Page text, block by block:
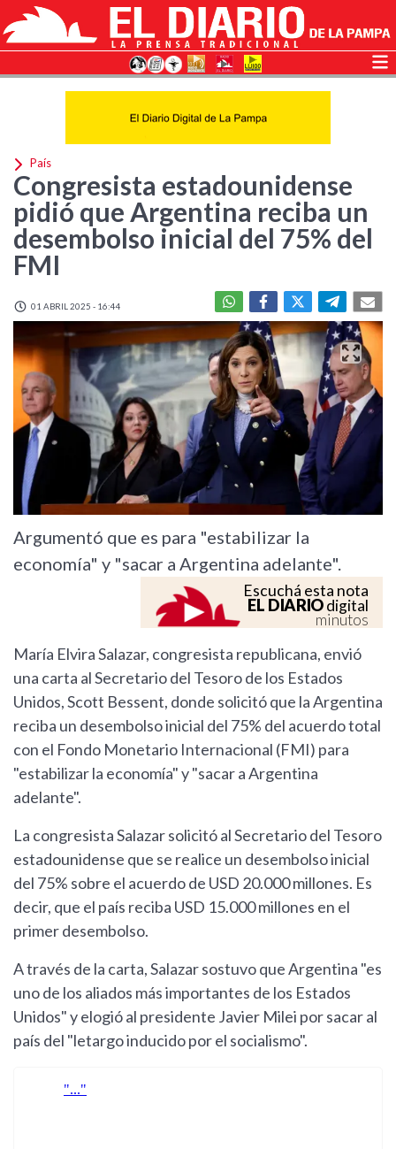
País
Congresista estadounidense
pidió que Argentina reciba un
desembolso inicial del 75% del
FMI
01 ABRIL 2025 - 16:44
Argumentó que es para "estabilizar la
economía" y "sacar a Argentina adelante".
Escuchá esta nota
EL DIARIOdigital
minutos
María Elvira Salazar, congresista republicana, envió
una carta al Secretario del Tesoro de los Estados
Unidos, Scott Bessent, donde solicitó que la Argentina
reciba un desembolso inicial del 75% del acuerdo total
con el Fondo Monetario Internacional (FMI) para
"estabilizar la economía" y "sacar a Argentina
adelante".
La congresista Salazar solicitó al Secretario del Tesoro
estadounidense que se realice un desembolso inicial
del 75% sobre el acuerdo de USD 20.000 millones. Es
decir, que el país reciba USD 15.000 millones en el
primer desembolso.
A través de la carta, Salazar sostuvo que Argentina "es
uno de los aliados más importantes de los Estados
Unidos" y elogió al presidente Javier Milei por sacar al
país del "letargo inducido por el socialismo".